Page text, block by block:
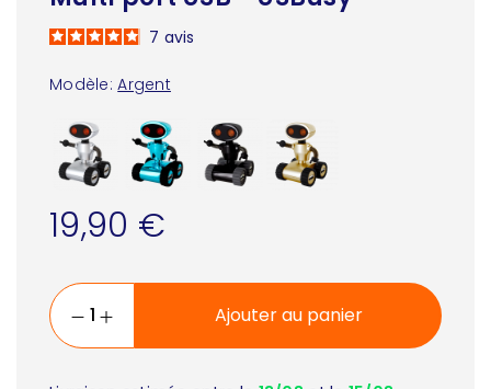
Modèle: Argent
7 avis
19,90 €
Ajouter au panier